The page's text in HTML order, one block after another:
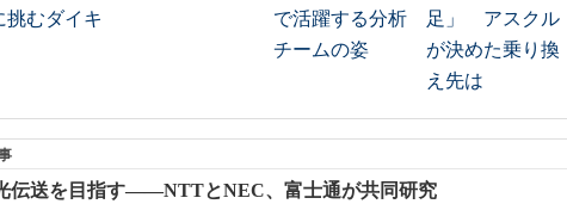
挑むダイキ
で活躍する分析
チームの姿
足」 アスクル
が決めた乗り換
え先は
伝送を目指す――NTTとNEC、富士通が共同研究